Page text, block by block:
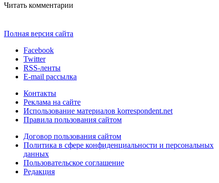
Читать комментарии
Полная версия сайта
Facebook
Twitter
RSS-ленты
E-mail рассылка
Контакты
Реклама на сайте
Использование материалов korrespondent.net
Правила пользования сайтом
Договор пользования сайтом
Политика в сфере конфиденциальности и персональных
данных
Пользовательское соглашение
Редакция